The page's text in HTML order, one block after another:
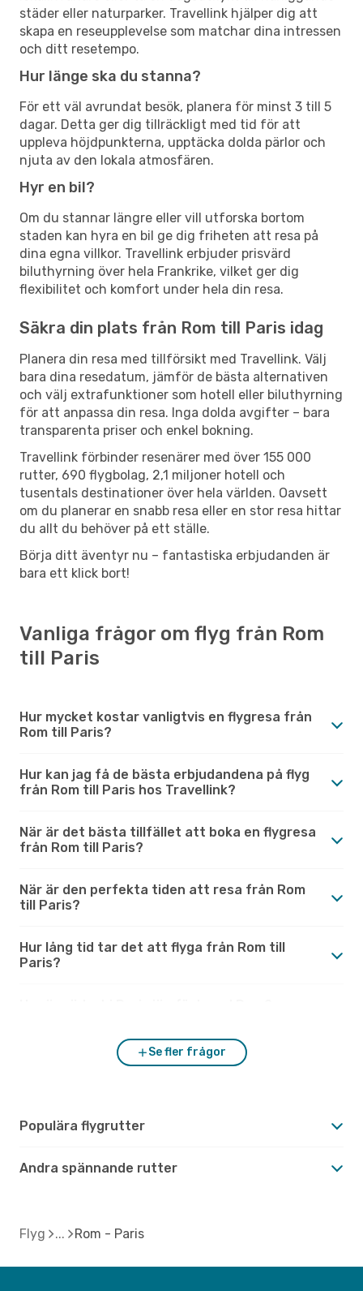
städer eller naturparker. Travellink hjälper dig att
skapa en reseupplevelse som matchar dina intressen
och ditt resetempo.
Hur länge ska du stanna?
För ett väl avrundat besök, planera för minst 3 till 5
dagar. Detta ger dig tillräckligt med tid för att
uppleva höjdpunkterna, upptäcka dolda pärlor och
njuta av den lokala atmosfären.
Hyr en bil?
Om du stannar längre eller vill utforska bortom
staden kan hyra en bil ge dig friheten att resa på
dina egna villkor. Travellink erbjuder prisvärd
biluthyrning över hela Frankrike, vilket ger dig
flexibilitet och komfort under hela din resa.
Säkra din plats från Rom till Paris idag
Planera din resa med tillförsikt med Travellink. Välj
bara dina resedatum, jämför de bästa alternativen
och välj extrafunktioner som hotell eller biluthyrning
för att anpassa din resa. Inga dolda avgifter – bara
transparenta priser och enkel bokning.
Travellink förbinder resenärer med över 155 000
rutter, 690 flygbolag, 2,1 miljoner hotell och
tusentals destinationer över hela världen. Oavsett
om du planerar en snabb resa eller en stor resa hittar
du allt du behöver på ett ställe.
Börja ditt äventyr nu – fantastiska erbjudanden är
bara ett klick bort!
Vanliga frågor om flyg från Rom
till Paris
Hur mycket kostar vanligtvis en flygresa från
Rom till Paris?
Hur kan jag få de bästa erbjudandena på flyg
från Rom till Paris hos Travellink?
När är det bästa tillfället att boka en flygresa
från Rom till Paris?
När är den perfekta tiden att resa från Rom
till Paris?
Hur lång tid tar det att flyga från Rom till
Paris?
Se fler frågor
Populära flygrutter
Andra spännande rutter
Flyg Rom - Paris